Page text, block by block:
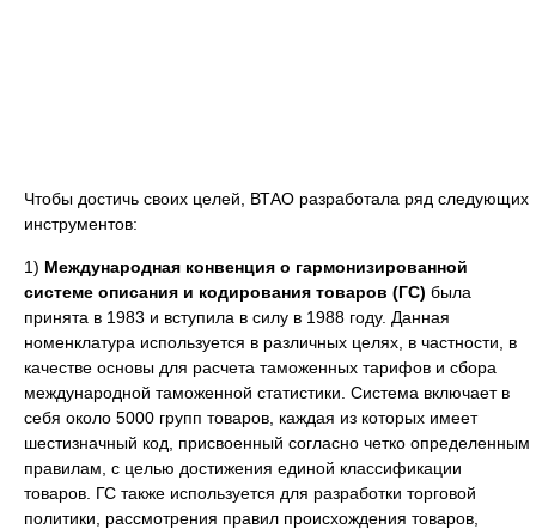
Чтобы достичь своих целей, ВТАО разработала ряд следующих
инструментов:
1) Международная конвенция о гармонизированной
системе описания и кодирования товаров (ГС) была
принята в 1983 и вступила в силу в 1988 году. Данная
номенклатура используется в различных целях, в частности, в
качестве основы для расчета таможенных тарифов и сбора
международной таможенной статистики. Система включает в
себя около 5000 групп товаров, каждая из которых имеет
шестизначный код, присвоенный согласно четко определенным
правилам, с целью достижения единой классификации
товаров. ГС также используется для разработки торговой
политики, рассмотрения правил происхождения товаров,